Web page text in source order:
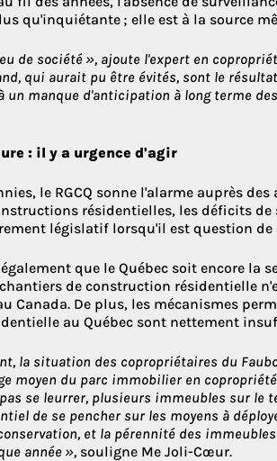
qu'inquiétante ; elle est à la source
de société », ajoute l'expert en
qui aurait pu être évités, sont le
un manque d'anticipation à long terme
: il y a urgence d'agir
le RGCQ sonne l'alarme auprès
résidentielles, les déficits
législatif lorsqu'il est question de
également que le Québec soit encore la
de construction résidentielle
Canada. De plus, les mécanismes
au Québec sont nettement
la situation des copropriétaires du
moyen du parc immobilier en
se leurrer, plusieurs immeubles sur le
de se pencher sur les moyens à
et la pérennité des
année », souligne Me Joli-Cœur.